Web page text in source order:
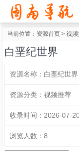
当前位置： 资源首页 > 视
白垩纪世界
资源名称： 白垩纪世界
资源分类： 视频推荐
收录时间： 2026-07-
浏览人数： 8